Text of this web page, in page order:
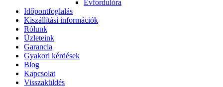
Évfordulóra
Időpontfoglalás
Kiszállítási információk
Rólunk
Üzleteink
Garancia
Gyakori kérdések
Blog
Kapcsolat
Visszaküldés